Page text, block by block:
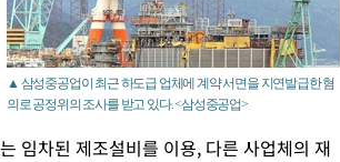
▲ 삼성중공업이 최근 하도급 업체에 계약 서면을 지연발급한 혐
의로 공정위의 조사를 받고 있다. <삼성중공업>
임차된 제조설비를 이용, 다른 사업체의 재